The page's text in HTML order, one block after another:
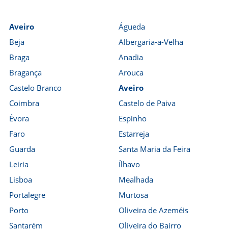
Aveiro
Beja
Braga
Bragança
Castelo Branco
Coimbra
Évora
Faro
Guarda
Leiria
Lisboa
Portalegre
Porto
Santarém
Águeda
Albergaria-a-Velha
Anadia
Arouca
Aveiro
Castelo de Paiva
Espinho
Estarreja
Santa Maria da Feira
Ílhavo
Mealhada
Murtosa
Oliveira de Azeméis
Oliveira do Bairro